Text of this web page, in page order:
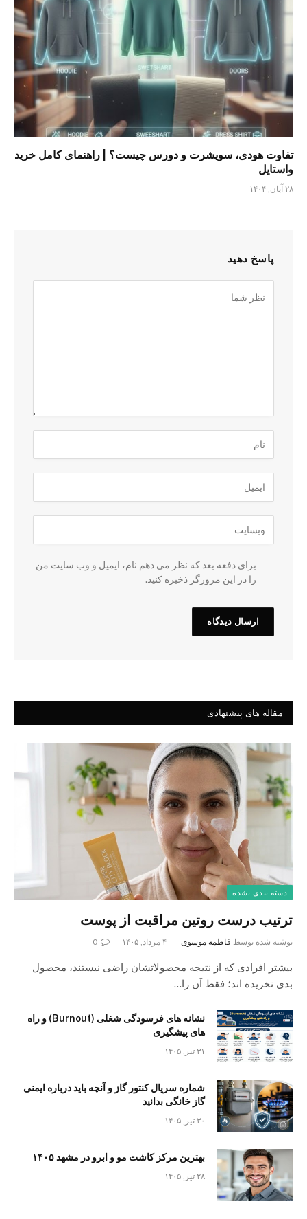
تفاوت هودی، سویشرت و دورس چیست؟ | راهنمای کامل خرید
واستایل
۲۸ آبان, ۱۴۰۴
پاسخ دهید
برای دفعه بعد که نظر می دهم نام، ایمیل و وب سایت من
را در این مرورگر ذخیره کنید.
مقاله های پیشنهادی
دسته بندی نشده
ترتیب درست روتین مراقبت از پوست
نوشته شده توسط فاطمه موسوی ۴ مرداد, ۱۴۰۵ 0
بیشتر افرادی که از نتیجه محصولاتشان راضی نیستند، محصول
بدی نخریده اند؛ فقط آن را…
نشانه های فرسودگی شغلی (Burnout) و راه
های پیشگیری
۳۱ تیر, ۱۴۰۵
شماره سریال کنتور گاز و آنچه باید درباره ایمنی
گاز خانگی بدانید
۳۰ تیر, ۱۴۰۵
بهترین مرکز کاشت مو و ابرو در مشهد ۱۴۰۵
۲۸ تیر, ۱۴۰۵